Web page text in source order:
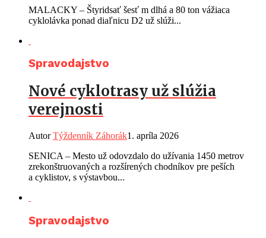
MALACKY – Štyridsať šesť m dlhá a 80 ton vážiaca
cyklolávka ponad diaľnicu D2 už slúži...
Spravodajstvo
Nové cyklotrasy už slúžia
verejnosti
AutorTýždenník Záhorák1. apríla 2026
SENICA – Mesto už odovzdalo do užívania 1450 metrov
zrekonštruovaných a rozšírených chodníkov pre peších
a cyklistov, s výstavbou...
Spravodajstvo